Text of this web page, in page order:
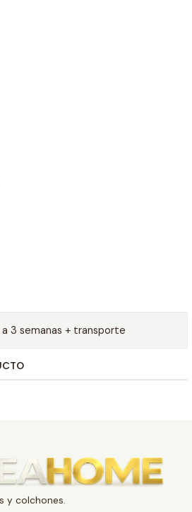
a 3 semanas + transporte
y colchones.